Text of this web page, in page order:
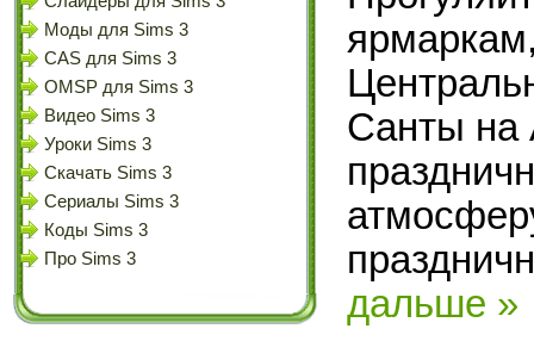
Моды для Sims 3
CAS для Sims 3
OMSP для Sims 3
Видео Sims 3
Уроки Sims 3
Скачать Sims 3
Сериалы Sims 3
Коды Sims 3
Про Sims 3
Санты на
дальше »